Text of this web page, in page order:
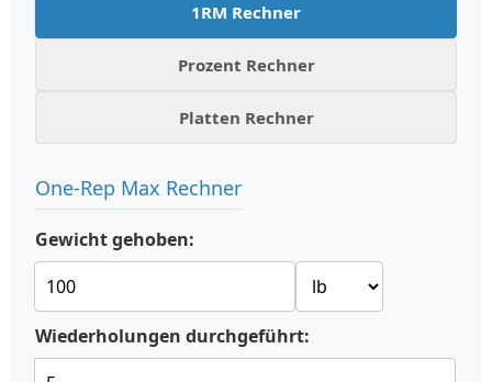
1RM Rechner
Prozent Rechner
Platten Rechner
One-Rep Max Rechner
Gewicht gehoben:
Wiederholungen durchgeführt: